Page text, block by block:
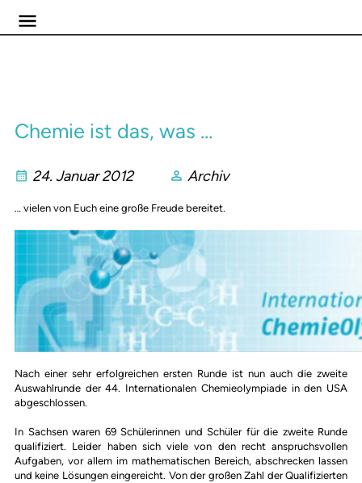
Chemie ist das, was …
24. Januar 2012 Archiv
… vielen von Euch eine große Freude bereitet.
Nach einer sehr erfolgreichen ersten Runde ist nun auch die zweite
Auswahlrunde der 44. Internationalen Chemieolympiade in den USA
abgeschlossen.
In Sachsen waren 69 Schülerinnen und Schüler für die zweite Runde
qualifiziert. Leider haben sich viele von den recht anspruchsvollen
Aufgaben, vor allem im mathematischen Bereich, abschrecken lassen
und keine Lösungen eingereicht. Von der großen Zahl der Qualifizierten